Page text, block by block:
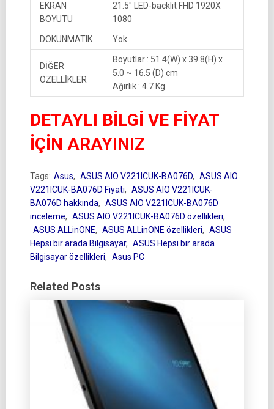
EKRAN
BOYUTU
21.5″ LED-backlit FHD 1920X
1080
DOKUNMATIK Yok
DİĞER
ÖZELLİKLER
Boyutlar : 51.4(W) x 39.8(H) x
5.0 ~ 16.5 (D) cm
Ağırlık : 4.7 Kg
DETAYLI BİLGİ VE FİYAT
İÇİN ARAYINIZ
Tags: Asus, ASUS AIO V221ICUK-BA076D, ASUS AIO
V221ICUK-BA076D Fiyatı, ASUS AIO V221ICUK-
BA076D hakkında, ASUS AIO V221ICUK-BA076D
inceleme, ASUS AIO V221ICUK-BA076D özellikleri,
ASUS ALLinONE, ASUS ALLinONE özellikleri, ASUS
Hepsi bir arada Bilgisayar, ASUS Hepsi bir arada
Bilgisayar özellikleri, Asus PC
Related Posts